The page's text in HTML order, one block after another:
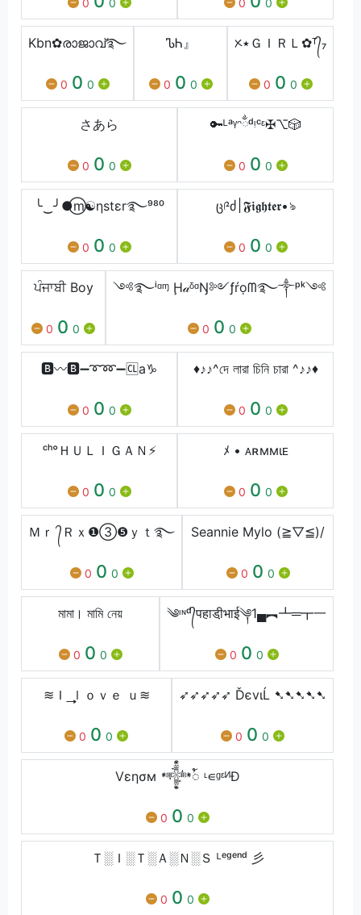
Kbn✿രാജാവ്࿐
0 0 0
ᏖᏂ』
0 0 0
ᝣ٭ＧＩＲＬ✿ᵀ᭄₇
0 0 0
さあら
0 0 0
🔑ᴸᵃᵞᵔྂᵈᵎᶜᵋ✠⌥🎲
0 0 0
╰‿╯●⃝m☯ηstεr࿐⁹⁸⁰
0 0 0
ც༩ძ׀𝕱𝖎𝖌𝖍𝖙𝖊𝖗•ঌ
0 0 0
ਪੰਜਾਬੀ Boy
0 0 0
༺࿐ⁱᵅᶬ Ḩ𝒶ᵟᵅŊ༻ƒŕọᗰ࿐༒ᵖᵏ༺
0 0 0
🅱️〰🅱️➖➰➿➖🆑a♑️
0 0 0
♦♪♪^দে লারা চিনি চারা ^♪♪♦
0 0 0
ᶜʰ°ＨＵＬＩＧＡＮ⚡
0 0 0
ﾒ • ᴀʀммιᴇ
0 0 0
Ｍｒ ᭄Ｒｘ❶③❺ｙｔ࿐
0 0 0
Seannie Mylo (≧▽≦)/
0 0 0
মামা। মামি নেয়
0 0 0
༄ᶦᶰᵈ᭄पहाडी़भाई༆1▄︻┻═┳一
0 0 0
≋Ｉ ͢͢͢ｌｏｖｅ ｕ≋
0 0 0
➶➶➶➶➶ ĎєvιĹ ➷➷➷➷➷
0 0 0
Vεησм 𒀱ꪳ ᶫ∊ᶢᵋᴻĐ
0 0 0
Ｔ░Ｉ░Ｔ░Ａ░Ｎ░Ｓ ᴸᵉᵍᵉⁿᵈ 彡
0 0 0